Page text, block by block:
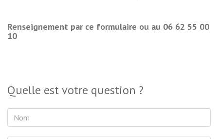
Renseignement par ce formulaire ou au 06 62 55 00
10
Quelle est votre question ?